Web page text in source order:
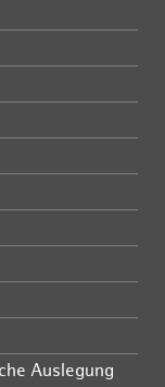
Auslegung